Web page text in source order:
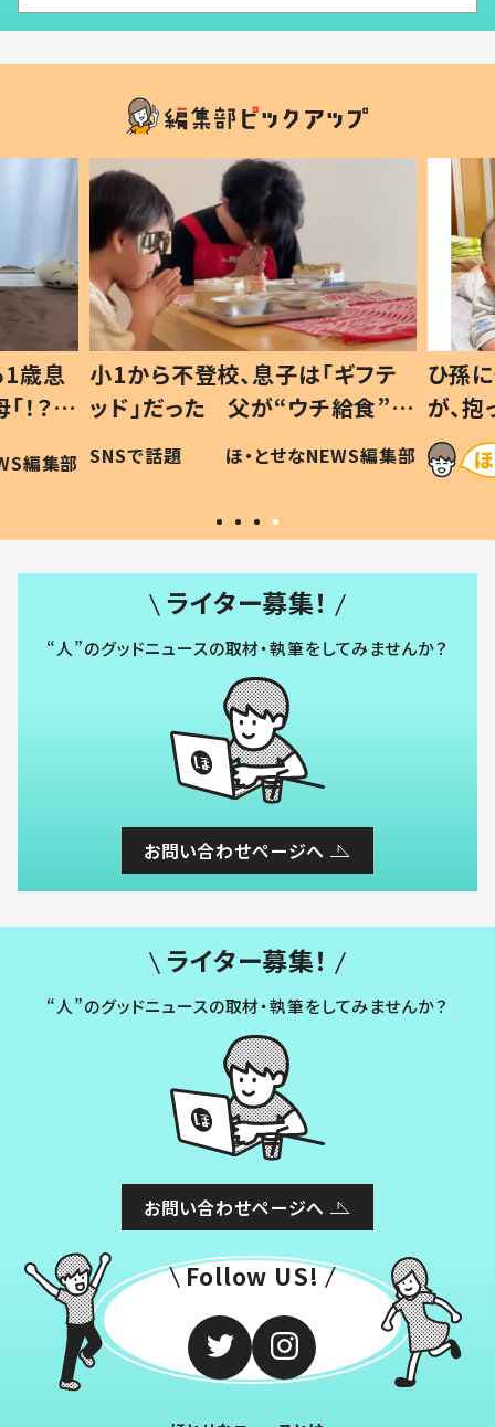
歳息
？」
編集部
小1から不登校、息子は「ギフテ
ッド」だった 父が“ウチ給食”を
作り続ける理由とは #令和の親
#令和の子
SNSで話題 ほ・とせなNEWS編集部
ひ孫
が、
「涙
い」
ライター募集！
“人”のグッドニュースの取材・執筆をしてみませんか？
お問い合わせページへ
ライター募集！
“人”のグッドニュースの取材・執筆をしてみませんか？
お問い合わせページへ
Follow US!